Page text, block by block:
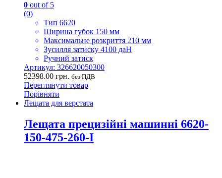
0 out of 5
(0)
Тип 6620
Ширина губок 150 мм
Максимальне розкриття 210 мм
Зусилля затиску 4100 даН
Ручний затиск
Артикул: 326620050300
52398.00 грн. без ПДВ
Переглянути товар
Порівняти
Лещата для верстата
Лещата прецизійні машинні 6620-
150-475-260-I